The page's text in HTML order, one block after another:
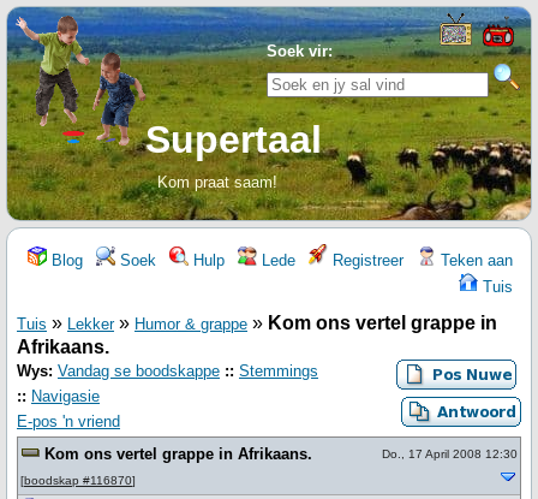
Soek vir:
Supertaal
Kom praat saam!
Blog Soek Hulp Lede Registreer
Teken aan
Tuis
Tuis » Lekker» Humor & grappe » Kom ons vertel grappe in
Afrikaans.
Wys: Vandag se boodskappe :: Stemmings
:: Navigasie
E-pos 'n vriend
Kom ons vertel grappe in Afrikaans.
[boodskap #116870]
Do., 17 April 2008 12:30